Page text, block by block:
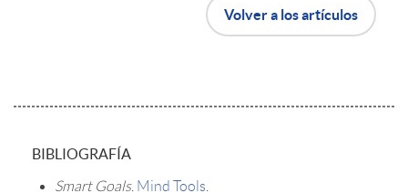
Volver a los artículos
A
BIBLIOGRAFÍA
Smart Goals. Mind Tools